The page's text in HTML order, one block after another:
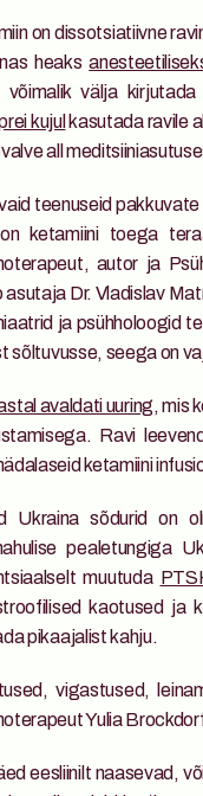
on dissotsiatiivne
heaks
võimalik välja
kujul kasutada ravile
all
teenuseid
ketamiini toega
autor ja
asutaja Dr. Vladislav
ja psühholoogid
sõltuvusse, seega on
avaldati uuring, mis
Ravi
ketamiini
Ukraina sõdurid on
pealetungiga
muutuda
kaotused ja
pikaajalist kahju.
vigastused,
Yulia
eesliinilt naasevad,